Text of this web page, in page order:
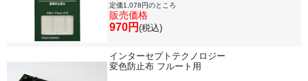
定価1,078円のところ
販売価格
970円 (税込)
インターセプトテクノロジー
変色防止布 フルート用